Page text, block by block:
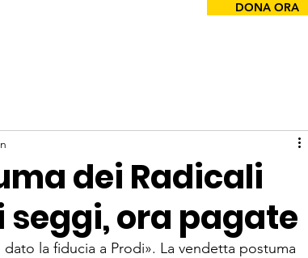
DONA ORA
dei Radicali
seggi, ora pagate
la fiducia a Prodi». La vendetta postuma